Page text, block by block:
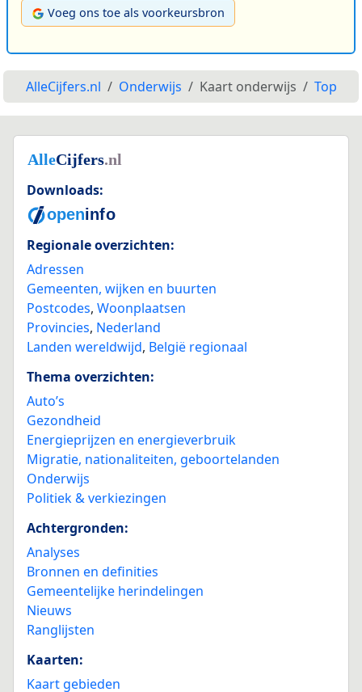
Voeg ons toe als voorkeursbron
AlleCijfers.nl Onderwijs Kaart onderwijs Top
Downloads:
Regionale overzichten:
Adressen
Gemeenten, wijken en buurten
Postcodes, Woonplaatsen
Provincies, Nederland
Landen wereldwijd, België regionaal
Thema overzichten:
Auto’s
Gezondheid
Energieprijzen en energieverbruik
Migratie, nationaliteiten, geboortelanden
Onderwijs
Politiek & verkiezingen
Achtergronden:
Analyses
Bronnen en definities
Gemeentelijke herindelingen
Nieuws
Ranglijsten
Kaarten:
Kaart gebieden